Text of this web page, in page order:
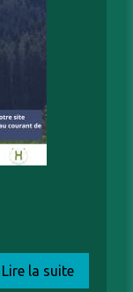
Lire la suite